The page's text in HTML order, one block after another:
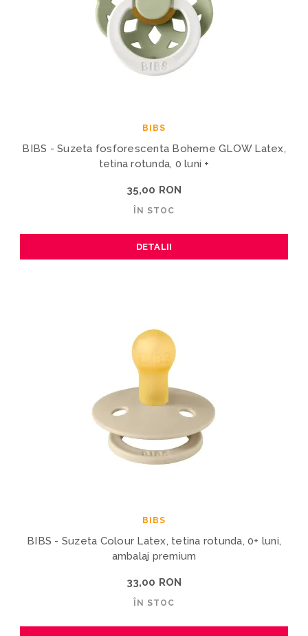
BIBS
BIBS - Suzeta fosforescenta Boheme GLOW Latex,
tetina rotunda, 0 luni +
35,00 RON
ÎN STOC
DETALII
BIBS
BIBS - Suzeta Colour Latex, tetina rotunda, 0+ luni,
ambalaj premium
33,00 RON
ÎN STOC